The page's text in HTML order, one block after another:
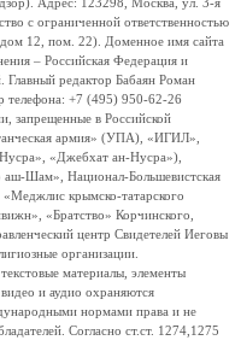
с ограниченной ответственностью
12, пом. 22). Доменное имя сайта
– Российская Федерация и
Главный редактор Бабаян Роман
телефона: +7 (495) 950-62-26
запрещенные в Российской
армия» (УПА), «ИГИЛ»,
«Джебхат ан-Нусра»),
аш-Шам», Национал-Большевистская
крымско-татарского
«Братство» Корчинского,
центр Свидетелей Иеговы
организации.
материалы, элементы
и аудио охраняются
нормами права и не
Согласно ст.ст. 1274,1275